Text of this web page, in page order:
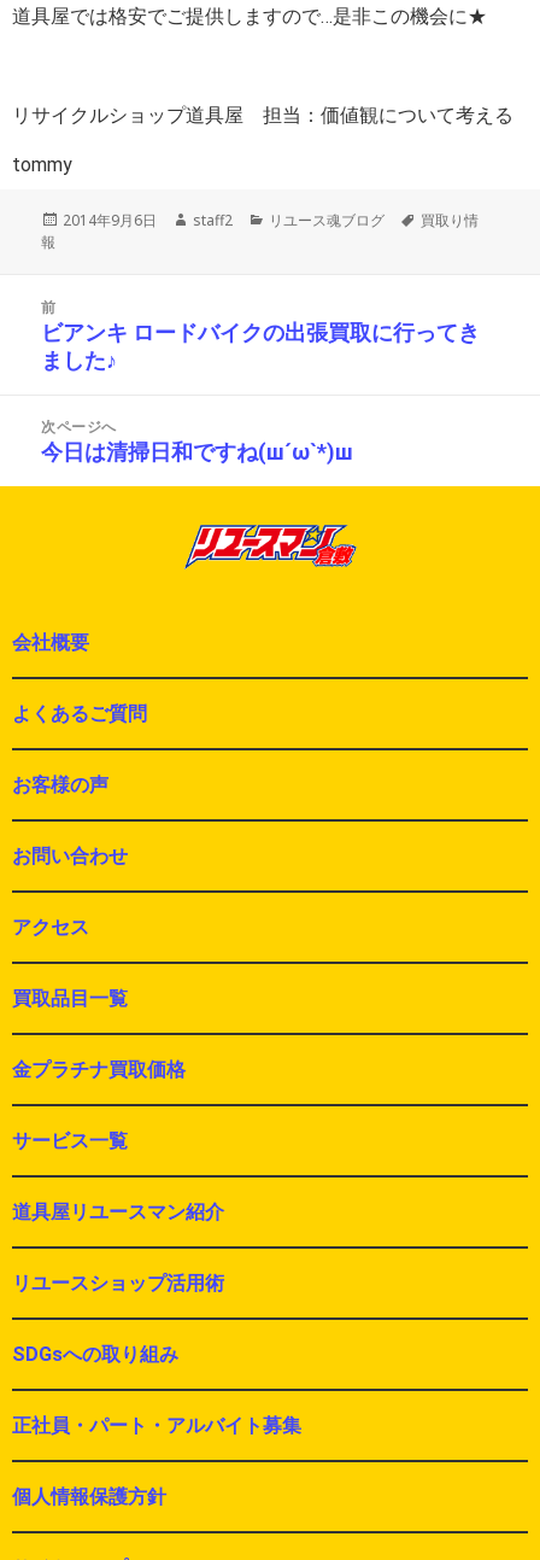
道具屋では格安でご提供しますので…是非この機会に★
リサイクルショップ道具屋 担当：価値観について考える
tommy
投
2014年9月6日
作
staff2
カ
リユース魂ブログ
タ
買取り情
報
前
前
の
稿:
ビアンキ ロードバイクの出張買取に行ってき
ました♪
次ページへ
次
の
今日は清掃日和ですね(ш´ω`*)ш
会社概要
よくあるご質問
お客様の声
お問い合わせ
アクセス
買取品目一覧
金プラチナ買取価格
サービス一覧
道具屋リユースマン紹介
リユースショップ活用術
SDGsへの取り組み
正社員・パート・アルバイト募集
個人情報保護方針